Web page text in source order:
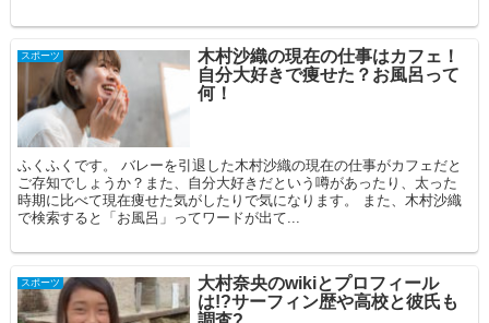
スポーツ
木村沙織の現在の仕事はカフェ！
自分大好きで痩せた？お風呂って
何！
ふくふくです。 バレーを引退した木村沙織の現在の仕事がカフェだと
ご存知でしょうか？また、自分大好きだという噂があったり、太った
時期に比べて現在痩せた気がしたりで気になります。 また、木村沙織
で検索すると「お風呂」ってワードが出て...
スポーツ
大村奈央のwikiとプロフィール
は!?サーフィン歴や高校と彼氏も